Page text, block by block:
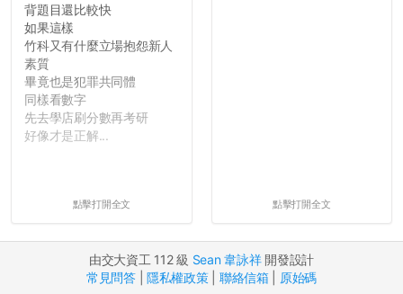
背題目還比較快
如果這樣
竹科又有什麼立場抱怨新人
素質
畢竟也是犯罪共同體
同樣看數字
先去學店刷分數再考研
好像才是正解...
點擊打開全文 點擊打開全文
由交大資工 112 級 Sean 韋詠祥開發設計
常見問答|隱私權政策| 聯絡信箱| 原始碼